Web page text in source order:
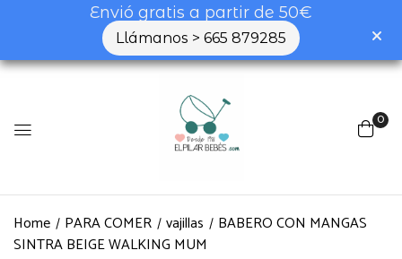
Envió gratis a partir de 50€
Llámanos > 665 879285
0
Home PARA COMER vajillas
BABERO CON MANGAS
SINTRA BEIGE WALKING MUM